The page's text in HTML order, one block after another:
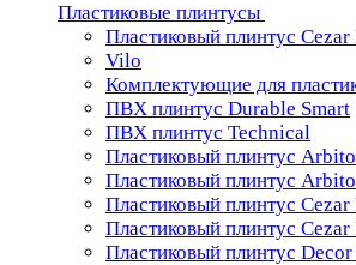
Пластиковые плинтусы
Пластиковый плинтус
Vilo
Комплектующие для
ПВХ плинтус Durable Smart
ПВХ плинтус Technical
Пластиковый плинтус
Пластиковый плинтус
Пластиковый плинтус
Пластиковый плинтус
Пластиковый плинтус